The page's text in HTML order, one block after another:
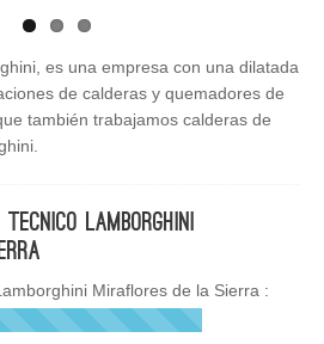
es una empresa con una dilatada
de calderas y quemadores de
también trabajamos calderas de
Lamborghini
Miraflores de la Sierra :